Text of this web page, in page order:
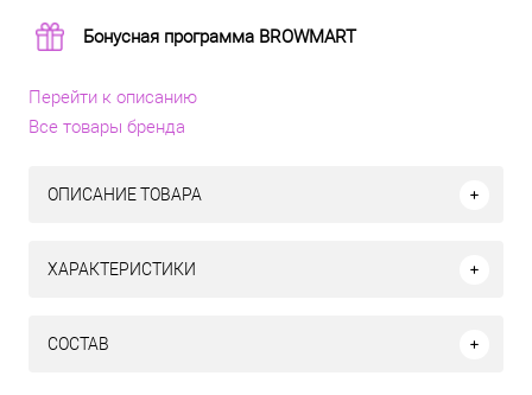
Бонусная программа BROWMART
Перейти к описанию
Все товары бренда
ОПИСАНИЕ ТОВАРА
ХАРАКТЕРИСТИКИ
СОСТАВ